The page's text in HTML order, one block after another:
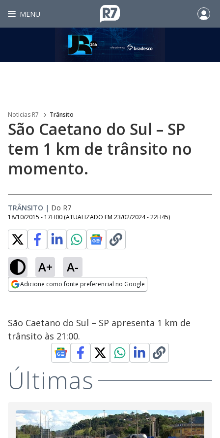
MENU
Noticias R7 Trânsito
São Caetano do Sul – SP
tem 1 km de trânsito no
momento.
TRÂNSITO | Do R7
18/10/2015 - 17H00 (ATUALIZADO EM 23/02/2024 - 22H45)
A+ A-
Adicione como fonte preferencial no Google
São Caetano do Sul – SP apresenta 1 km de
trânsito às 21:00.
Últimas